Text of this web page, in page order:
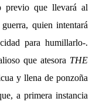
previo que llevará al
quien intentará
para humillarlo-.
que atesora THE
y llena de ponzoña
a primera instancia